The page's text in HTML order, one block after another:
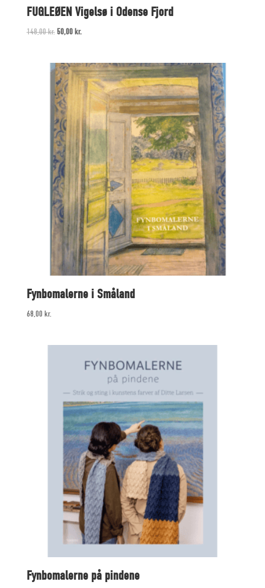
FUGLEØEN Vigelsø i Odense Fjord
148,00kr.Original
148,00 kr..
50,00 kr.Current
50,00 kr..
Fynbomalerne i Småland
68,00 kr.
Fynbomalerne på pindene